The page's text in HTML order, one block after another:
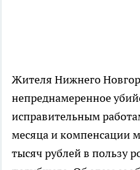
Жителя Нижнего
непреднамеренное
исправительным
месяца и компенсации
тысяч рублей в пользу